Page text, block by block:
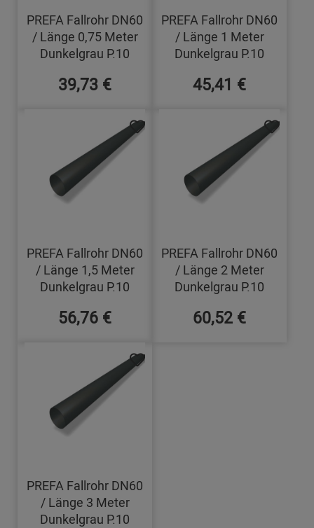
PREFA Fallrohr DN60
/ Länge 0,75 Meter
Dunkelgrau P.10
39,73 €
PREFA Fallrohr DN60
/ Länge 1 Meter
Dunkelgrau P.10
45,41 €
PREFA Fallrohr DN60
/ Länge 1,5 Meter
Dunkelgrau P.10
56,76 €
PREFA Fallrohr DN60
/ Länge 2 Meter
Dunkelgrau P.10
60,52 €
PREFA Fallrohr DN60
/ Länge 3 Meter
Dunkelgrau P.10